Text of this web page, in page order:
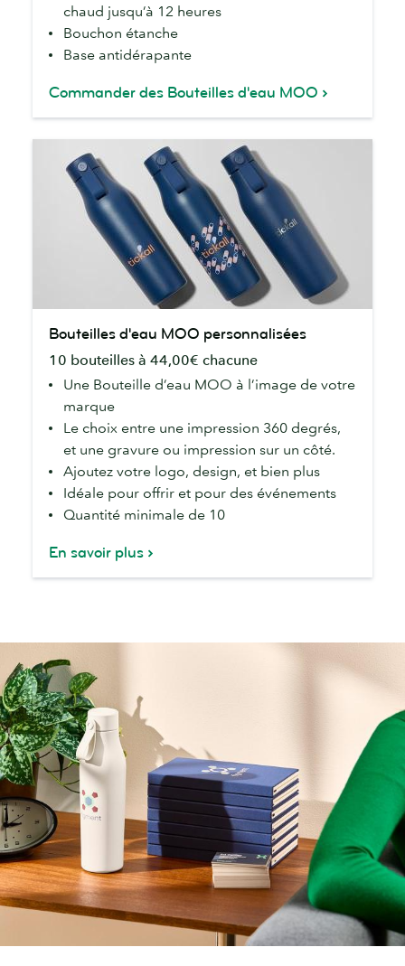
chaud jusqu’à 12 heures
Bouchon étanche
Base antidérapante
Commander des Bouteilles d'eau MOO
d'eau
MOO
personnalisées
Bouteilles d'eau MOO personnalisées
10 bouteilles à 44,00€ chacune
Une Bouteille d’eau MOO à l’image de votre
marque
Le choix entre une impression 360 degrés,
et une gravure ou impression sur un côté.
Ajoutez votre logo, design, et bien plus
Idéale pour offrir et pour des événements
Quantité minimale de 10
En savoir plus